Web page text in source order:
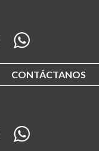
CONTÁCTANOS